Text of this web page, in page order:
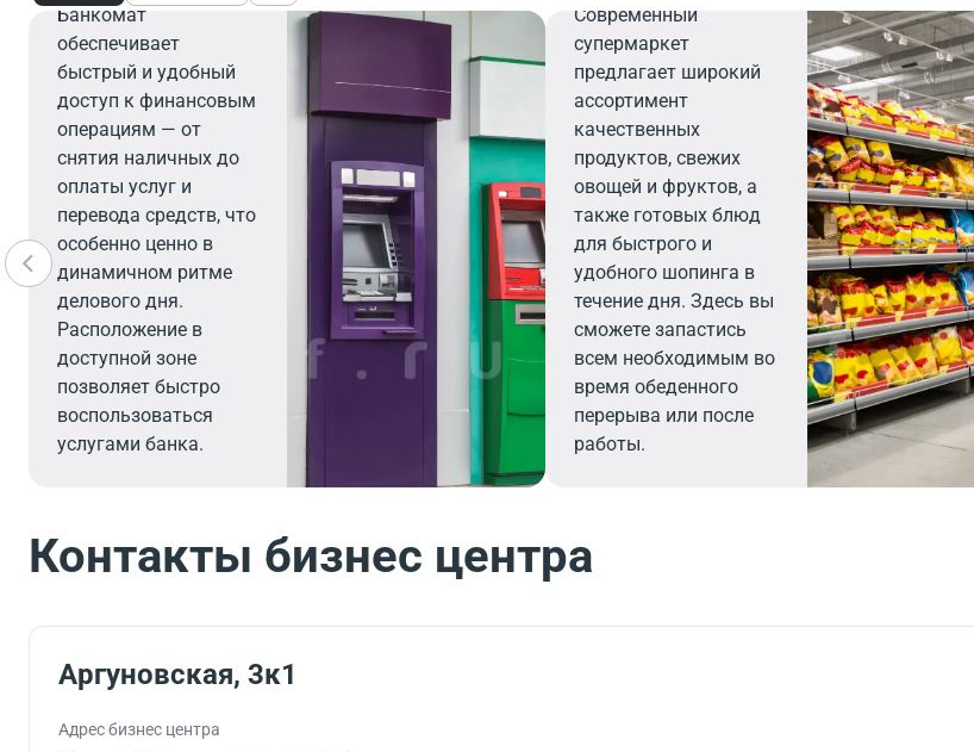
Банкомат
обеспечивает
быстрый и удобный
доступ к финансовым
операциям — от
снятия наличных до
оплаты услуг и
перевода средств, что
особенно ценно в
динамичном ритме
делового дня.
Расположение в
доступной зоне
позволяет быстро
воспользоваться
услугами банка.
Современный
супермаркет
предлагает широкий
ассортимент
качественных
продуктов, свежих
овощей и фруктов, а
также готовых блюд
для быстрого и
удобного шопинга в
течение дня. Здесь вы
сможете запастись
всем необходимым во
время обеденного
перерыва или после
работы.
Контакты бизнес центра
Аргуновская, 3к1
Адрес бизнес центра